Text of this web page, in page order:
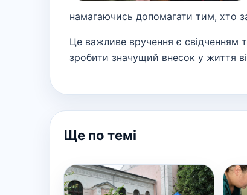
намагаючись допомагати тим, хто
Це важливе вручення є свідченням
зробити значущий внесок у життя
Ще по темі